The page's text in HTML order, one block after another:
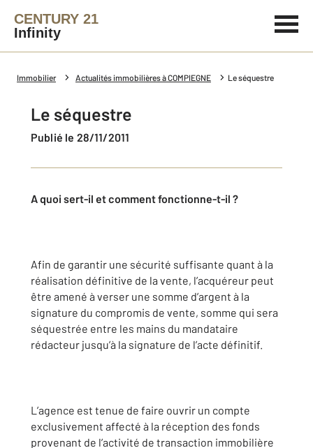
CENTURY 21
Infinity
Immobilier Actualités immobilières à COMPIEGNE Le séquestre
Le séquestre
Publié le 28/11/2011
A quoi sert-il et comment fonctionne-t-il ?
Afin de garantir une sécurité suffisante quant à la
réalisation définitive de la vente, l’acquéreur peut
être amené à verser une somme d’argent à la
signature du compromis de vente, somme qui sera
séquestrée entre les mains du mandataire
rédacteur jusqu’à la signature de l’acte définitif.
L’agence est tenue de faire ouvrir un compte
exclusivement affecté à la réception des fonds
provenant de l’activité de transaction immobilière